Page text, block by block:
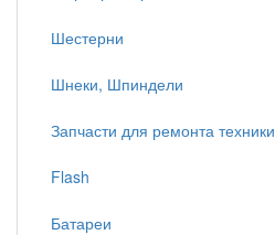
Шестерни
Шнеки, Шпиндели
Запчасти для ремонта техники
Flash
Батареи